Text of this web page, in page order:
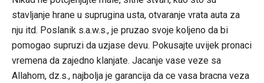
stavljanje hrane u suprugina usta, otvaranje vrata auta za
nju itd. Poslanik s.a.w.s., je pruzao svoje koljeno da bi
pomogao supruzi da uzjase devu. Pokusajte uvijek pronaci
vremena da zajedno klanjate. Jacanje vase veze sa
Allahom, dz.s., najbolja je garancija da ce vasa bracna veza